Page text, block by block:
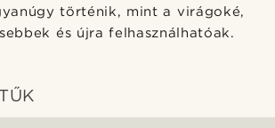
történik, mint a virágoké,
és újra felhasználhatóak.